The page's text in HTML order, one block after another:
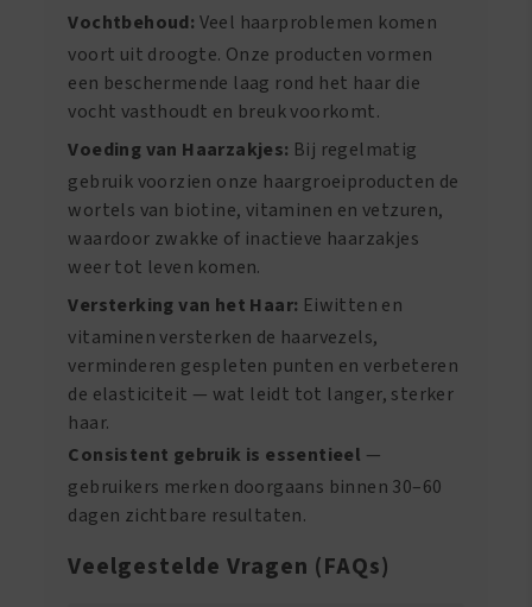
Vochtbehoud: Veel haarproblemen komen
voort uit droogte. Onze producten vormen
een beschermende laag rond het haar die
vocht vasthoudt en breuk voorkomt.
Voeding van Haarzakjes: Bij regelmatig
gebruik voorzien onze haargroeiproducten de
wortels van biotine, vitaminen en vetzuren,
waardoor zwakke of inactieve haarzakjes
weer tot leven komen.
Versterking van het Haar: Eiwitten en
vitaminen versterken de haarvezels,
verminderen gespleten punten en verbeteren
de elasticiteit — wat leidt tot langer, sterker
haar.
Consistent gebruik is essentieel —
gebruikers merken doorgaans binnen 30–60
dagen zichtbare resultaten.
Veelgestelde Vragen (FAQs)